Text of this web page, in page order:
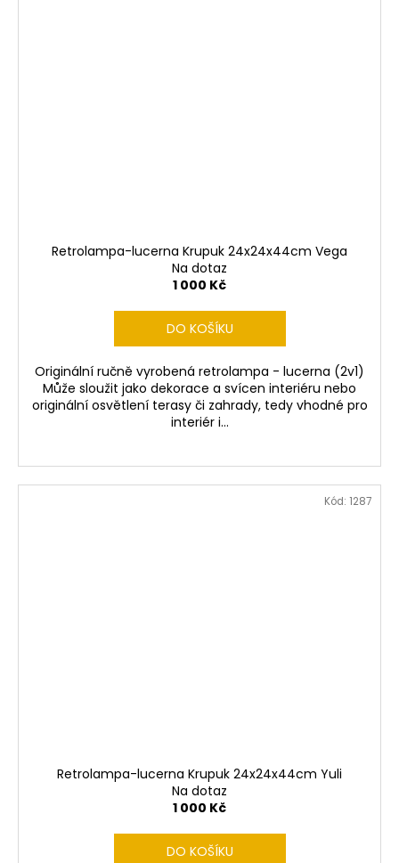
Retrolampa-lucerna Krupuk 24x24x44cm Vega
Na dotaz
1 000 Kč
DO KOŠÍKU
Originální ručně vyrobená retrolampa - lucerna (2v1)
Může sloužit jako dekorace a svícen interiéru nebo
originální osvětlení terasy či zahrady, tedy vhodné pro
interiér i...
Retrolampa-lucerna Krupuk 24x24x44cm Yuli
Na dotaz
1 000 Kč
DO KOŠÍKU
Kód: 1287